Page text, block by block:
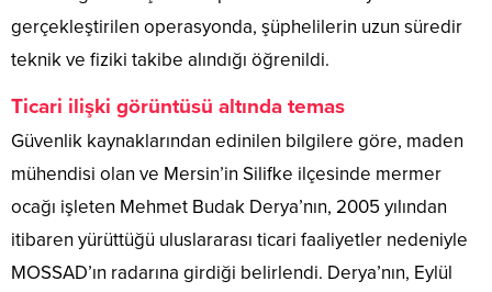
gerçekleştirilen operasyonda, şüphelilerin uzun süredir
teknik ve fiziki takibe alındığı öğrenildi.
Ticari ilişki görüntüsü altında temas
Güvenlik kaynaklarından edinilen bilgilere göre, maden
mühendisi olan ve Mersin’in Silifke ilçesinde mermer
ocağı işleten Mehmet Budak Derya’nın, 2005 yılından
itibaren yürüttüğü uluslararası ticari faaliyetler nedeniyle
MOSSAD’ın radarına girdiği belirlendi. Derya’nın, Eylül